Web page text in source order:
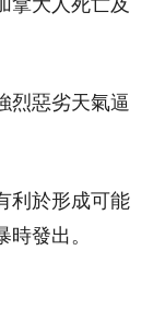
烈惡劣天氣逼
利於形成可能
發出。